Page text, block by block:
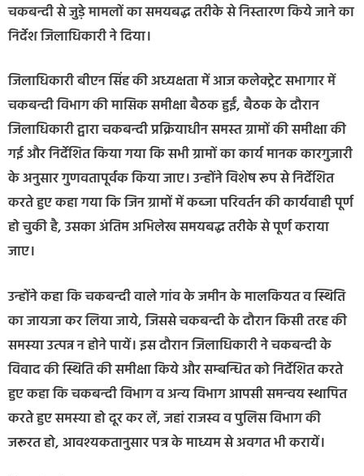
चकबन्दी से जुड़े मामलों का समयबद्ध तरीके से निस्तारण किये जाने का
निर्देश जिलाधिकारी ने दिया।
जिलाधिकारी बीएन सिंह की अध्यक्षता में आज कलेक्ट्रेट सभागार में
चकबन्दी विभाग की मासिक समीक्षा बैठक हुईं, बैठक के दौरान
जिलाधिकारी द्वारा चकबन्दी प्रक्रियाधीन समस्त ग्रामों की समीक्षा की
गई और निर्देशित किया गया कि सभी ग्रामों का कार्य मानक कारगुजारी
के अनुसार गुणवतापूर्वक किया जाए। उन्होंने विशेष रूप से निर्देशित
करते हुए कहा गया कि जिन ग्रामों में कब्जा परिवर्तन की कार्यवाही पूर्ण
हो चुकी है, उसका अंतिम अभिलेख समयबद्ध तरीके से पूर्ण कराया
जाए।
उन्होंने कहा कि चकबन्दी वाले गांव के जमीन के मालकियत व स्थिति
का जायजा कर लिया जाये, जिससे चकबन्दी के दौरान किसी तरह की
समस्या उत्पन्न न होने पायें। इस दौरान जिलाधिकारी ने चकबन्दी के
विवाद की स्थिति की समीक्षा किये और सम्बन्धित को निर्देशित करते
हुए कहा कि चकबन्दी विभाग व अन्य विभाग आपसी समन्वय स्थापित
करते हुए समस्या हो दूर कर लें, जहां राजस्व व पुलिस विभाग की
जरूरत हो, आवश्यकतानुसार पत्र के माध्यम से अवगत भी करायें।